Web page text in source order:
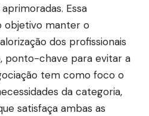
Essa
objetivo manter o
dos profissionais
ponto-chave para evitar a
tem como foco o
da categoria,
satisfaça ambas as